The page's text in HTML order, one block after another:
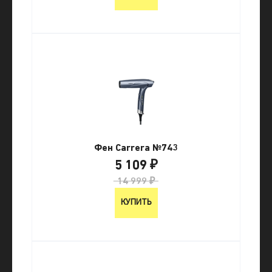
Фен Carrera №743
5 109 ₽
14 999 ₽
КУПИТЬ